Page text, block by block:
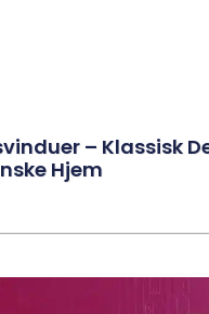
– Klassisk
Hjem